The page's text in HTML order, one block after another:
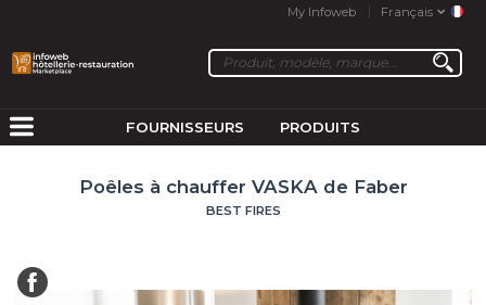
My Infoweb Français
FOURNISSEURS PRODUITS
Poêles à chauffer VASKA de Faber
BEST FIRES